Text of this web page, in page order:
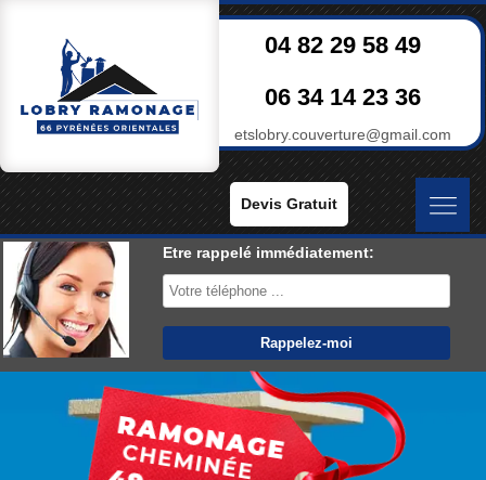
04 82 29 58 49
06 34 14 23 36
etslobry.couverture@gmail.com
Devis Gratuit
Etre rappelé immédiatement: